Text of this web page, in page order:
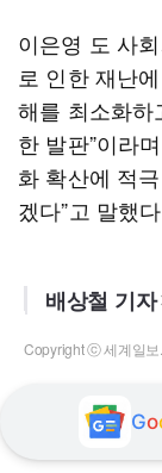
이은영 도 사
로 인한 재난
해를 최소화하
한 발판”이라
화 확산에 적
겠다”고 말했
배상철 기자
Copyright ⓒ 세계일보
Go